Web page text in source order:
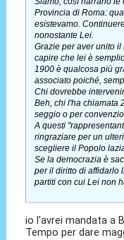
Provincia di Roma:
esistevamo.
nonostante Lei.
Grazie per aver unito
capire che lei è
1900 è qualcosa più
associato poiché,
Chi dovrebbe
Beh, chi l'ha chiamata
seggio o per
A questi
ringraziare per un
scegliere il Popolo
Se la democrazia è
per il diritto di affidarlo
partiti con cui Lei non
io l'avrei mandata a
Tempo per dare